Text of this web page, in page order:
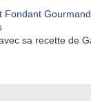
Fondant Gourmand
sa recette de